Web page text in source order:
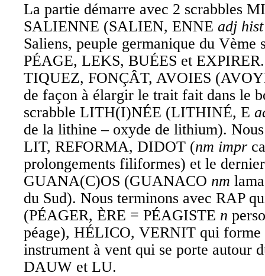
La partie démarre avec 2 scrabbles
SALIENNE (SALIEN, ENNE adj hist
Saliens, peuple germanique du Vème
PÉAGE, LEKS, BUÉES et
TIQUEZ, FONÇÂT, AVOIES
de façon à élargir le trait fait dans le
scrabble LITH(I)NÉE (LITHINÉ, E
de la lithine – oxyde de lithium).
LIT, REFORMA, DIDOT (nm impr
prolongements filiformes) et le
GUANA(C)OS (GUANACO nm
du Sud). Nous terminons avec RAP
(PÉAGER, ÈRE = PÉAGISTE n
péage), HÉLICO, VERNIT qui
instrument à vent qui se porte autour
DAUW et LU.